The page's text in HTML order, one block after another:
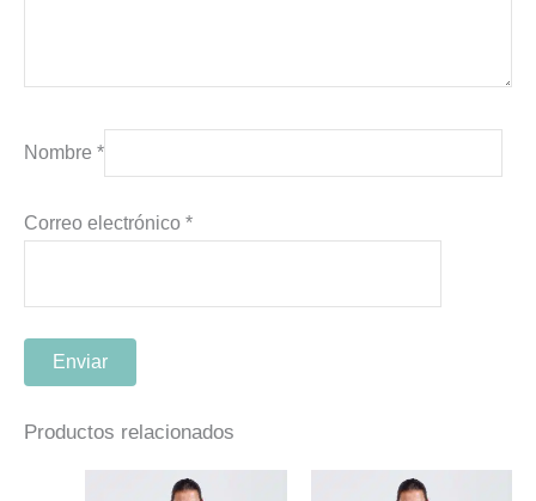
Nombre *
Correo electrónico *
Productos relacionados
Este
Este